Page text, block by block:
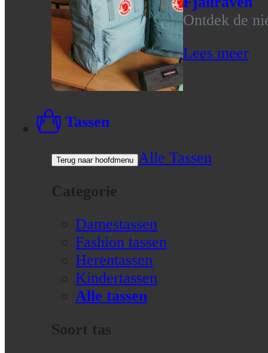
Ontdek de
Lees meer
Tassen
Terug naar hoofdmenu Alle Tassen
Categorie
Damestassen
Fashion tassen
Herentassen
Kindertassen
Alle tassen
Soort tas